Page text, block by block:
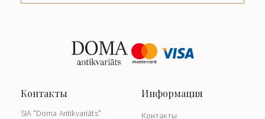
SIA "Doma Antikvariāts" Контакты